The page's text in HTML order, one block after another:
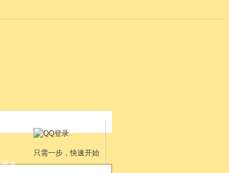
只需一步，快速开始
道